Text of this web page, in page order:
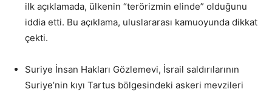
ilk açıklamada, ülkenin “terörizmin elinde” olduğunu
iddia etti. Bu açıklama, uluslararası kamuoyunda dikkat
çekti.
Suriye İnsan Hakları Gözlemevi, İsrail saldırılarının
Suriye’nin kıyı Tartus bölgesindeki askeri mevzileri